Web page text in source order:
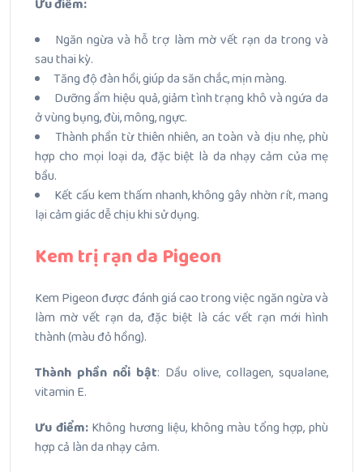
Ưu điểm:
Ngăn ngừa và hỗ trợ làm mờ vết rạn da trong và
sau thai kỳ.
Tăng độ đàn hồi, giúp da săn chắc, mịn màng.
Dưỡng ẩm hiệu quả, giảm tình trạng khô và ngứa da
ở vùng bụng, đùi, mông, ngực.
Thành phần từ thiên nhiên, an toàn và dịu nhẹ, phù
hợp cho mọi loại da, đặc biệt là da nhạy cảm của mẹ
bầu.
Kết cấu kem thấm nhanh, không gây nhờn rít, mang
lại cảm giác dễ chịu khi sử dụng.
Kem trị rạn da Pigeon
Kem Pigeon được đánh giá cao trong việc ngăn ngừa và
làm mờ vết rạn da, đặc biệt là các vết rạn mới hình
thành (màu đỏ hồng).
Thành phần nổi bật: Dầu olive, collagen, squalane,
vitamin E.
Ưu điểm:Không hương liệu, không màu tổng hợp, phù
hợp cả làn da nhạy cảm.